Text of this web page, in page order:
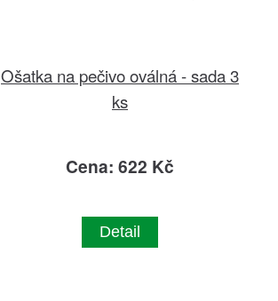
Ošatka na pečivo oválná - sada 3
ks
Cena: 622 Kč
Detail